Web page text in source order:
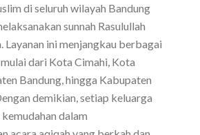
di seluruh wilayah Bandung
sunnah Rasulullah
Layanan ini menjangkau berbagai
dari Kota Cimahi, Kota
Bandung, hingga Kabupaten
demikian, setiap keluarga
dalam